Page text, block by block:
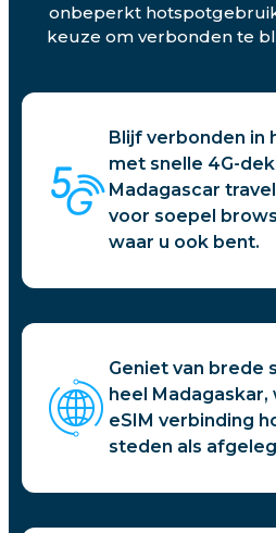
onbeperkt
keuze om verbonden te
Blijf verbonden in
met snelle 4G-
Madagascar
voor soepel
waar u ook bent.
Geniet van brede
heel
eSIM verbinding
steden als